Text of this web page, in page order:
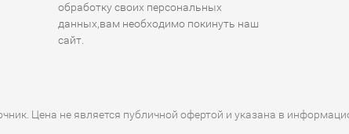
обработку своих персональных
данных,вам необходимо покинуть наш
сайт.
Цена не является публичной офертой и указана в